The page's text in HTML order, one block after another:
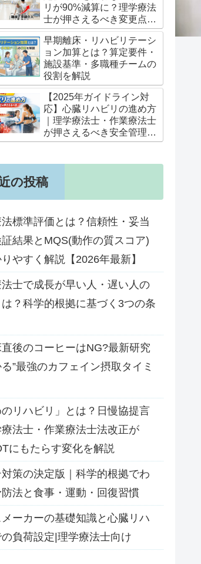
リが90%減算に？理学療法
士が押さえるべき変更点と
対策
早期離床・リハビリテーシ
ョン加算とは？算定要件・
施設基準・多職種チームの
役割を解説
【2025年ガイドライン対
応】心臓リハビリの進め方
｜理学療法士・作業療法士
が押さえるべき安全管理と
運動処方の実践ポイント
の投稿
標準評価とは？信頼性・妥当
結果とMQS(動作の質スコア)
やすく解説【2026年最新】
士で成長が早い人・遅い人の
？科学的根拠に基づく3つの条
直後のコーヒーはNG?最新研究
”最強のカフェイン摂取タイミ
のリハビリ」とは？日慢協提言
療法士・作業療法士法改正が
にもたらす変化を解説
策の決定版｜科学的根拠でわ
法と食事・運動・回復習慣
ーカーの基礎知識と心臓リハ
の負荷設定|理学療法士向け